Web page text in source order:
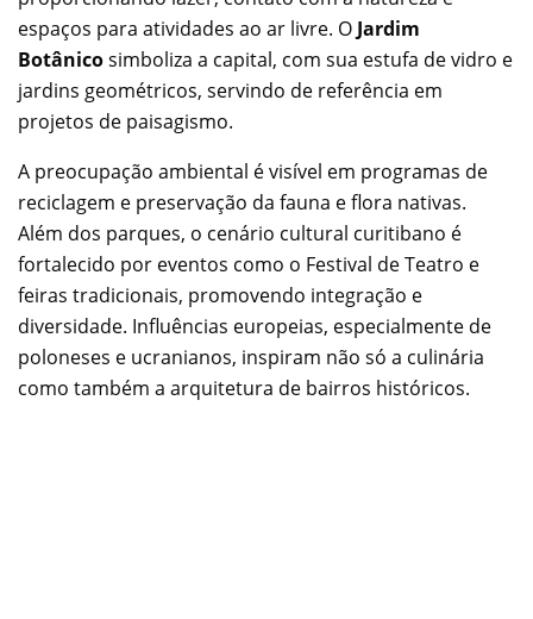
espaços para atividades ao ar livre. O Jardim
Botânicosimboliza a capital, com sua estufa de vidro e
jardins geométricos, servindo de referência em
projetos de paisagismo.
A preocupação ambiental é visível em programas de
reciclagem e preservação da fauna e flora nativas.
Além dos parques, o cenário cultural curitibano é
fortalecido por eventos como o Festival de Teatro e
feiras tradicionais, promovendo integração e
diversidade. Influências europeias, especialmente de
poloneses e ucranianos, inspiram não só a culinária
como também a arquitetura de bairros históricos.